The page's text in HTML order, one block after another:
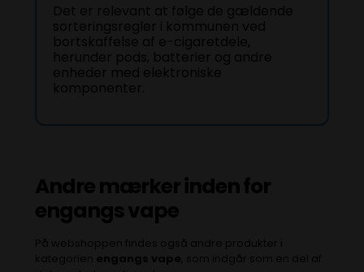
Det er relevant at følge de gældende
sorteringsregler i kommunen ved
bortskaffelse af e-cigaretdele,
herunder pods, batterier og andre
enheder med elektroniske
komponenter.
Andre mærker inden for
engangs vape
På webshoppen findes også andre produkter i
kategorien engangs vape , som indgår som en del af